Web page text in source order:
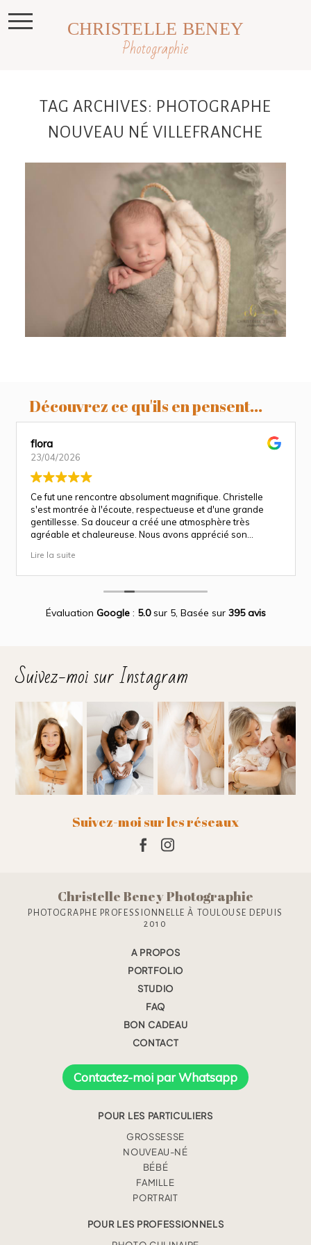
Photographie
CHRISTELLE BENEY
TAG ARCHIVES: PHOTOGRAPHE
NOUVEAU NÉ VILLEFRANCHE
Kenzo, 11 jours, séance photo nouveau
né Toulouse, Castres et Revel
Découvrez ce qu'ils en pensent...
flora
23/04/2026
Ce fut une rencontre absolument magnifique. Christelle
s'est montrée à l'écoute, respectueuse et d'une grande
gentillesse. Sa douceur a créé une atmosphère très
agréable et chaleureuse. Nous avons apprécié son
(grossesse et naissance). Ce fut une expérience des plus
Encore merci infiniment.
Lire la suite
Évaluation Google: 5.0sur 5, Basée sur 395 avis
Suivez-moi sur Instagram
Suivez-moi sur les réseaux
Christelle Beney Photographie
PHOTOGRAPHE PROFESSIONNELLE À TOULOUSE DEPUIS
2010
A PROPOS
PORTFOLIO
STUDIO
FAQ
BON CADEAU
CONTACT
Contactez-moi par Whatsapp
POUR LES PARTICULIERS
GROSSESSE
NOUVEAU-NÉ
BÉBÉ
FAMILLE
PORTRAIT
POUR LES PROFESSIONNELS